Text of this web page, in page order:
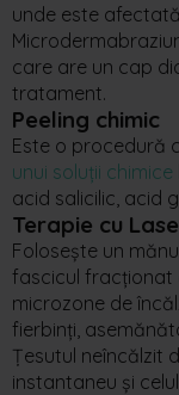
unde este
care are un cap
tratament.
Peeling chimic
Este o procedură
unui soluții chimice
acid salicilic, acid
Terapie cu
Folosește un
fascicul fracționat
microzone de
fierbinți,
Țesutul neîncălzit
instantaneu și